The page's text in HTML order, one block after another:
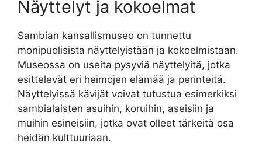
Näyttelyt ja kokoelmat
Sambian kansallismuseo on tunnettu
monipuolisista näyttelyistään ja kokoelmistaan.
Museossa on useita pysyviä näyttelyitä, jotka
esittelevät eri heimojen elämää ja perinteitä.
Näyttelyissä kävijät voivat tutustua esimerkiksi
sambialaisten asuihin, koruihin, aseisiin ja
muihin esineisiin, jotka ovat olleet tärkeitä osa
heidän kulttuuriaan.